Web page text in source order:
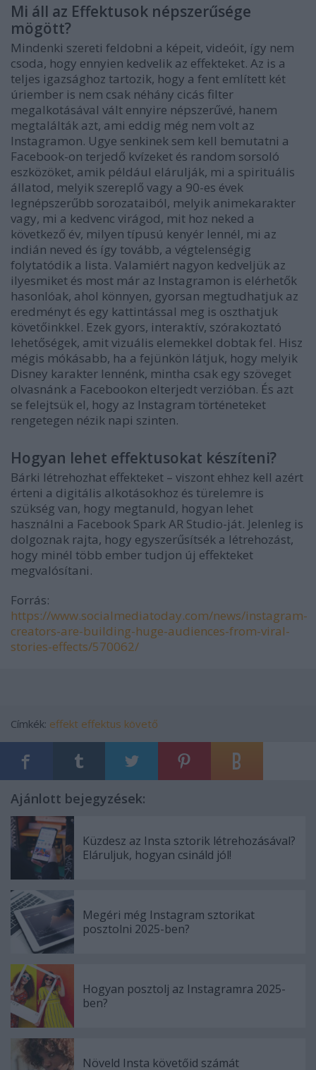
Mi áll az Effektusok népszerűsége
mögött?
Mindenki szereti feldobni a képeit, videóit, így nem
csoda, hogy ennyien kedvelik az effekteket. Az is a
teljes igazsághoz tartozik, hogy a fent említett két
úriember is nem csak néhány cicás filter
megalkotásával vált ennyire népszerűvé, hanem
megtalálták azt, ami eddig még nem volt az
Instagramon. Ugye senkinek sem kell bemutatni a
Facebook-on terjedő kvízeket és random sorsoló
eszközöket, amik például elárulják, mi a spirituális
állatod, melyik szereplő vagy a 90-es évek
legnépszerűbb sorozataiból, melyik animekarakter
vagy, mi a kedvenc virágod, mit hoz neked a
következő év, milyen típusú kenyér lennél, mi az
indián neved és így tovább, a végtelenségig
folytatódik a lista. Valamiért nagyon kedveljük az
ilyesmiket és most már az Instagramon is elérhetők
hasonlóak, ahol könnyen, gyorsan megtudhatjuk az
eredményt és egy kattintással meg is oszthatjuk
követőinkkel. Ezek gyors, interaktív, szórakoztató
lehetőségek, amit vizuális elemekkel dobtak fel. Hisz
mégis mókásabb, ha a fejünkön látjuk, hogy melyik
Disney karakter lennénk, mintha csak egy szöveget
olvasnánk a Facebookon elterjedt verzióban. És azt
se felejtsük el, hogy az Instagram történeteket
rengetegen nézik napi szinten.
Hogyan lehet effektusokat készíteni?
Bárki létrehozhat effekteket – viszont ehhez kell azért
érteni a digitális alkotásokhoz és türelemre is
szükség van, hogy megtanuld, hogyan lehet
használni a Facebook Spark AR Studio-ját. Jelenleg is
dolgoznak rajta, hogy egyszerűsítsék a létrehozást,
hogy minél több ember tudjon új effekteket
megvalósítani.
Forrás:
https://www.socialmediatoday.com/news/instagram-
creators-are-building-huge-audiences-from-viral-
stories-effects/570062/
Címkék: effekt effektus követő
Ajánlott bejegyzések:
Küzdesz az Insta sztorik létrehozásával?
Eláruljuk, hogyan csináld jól!
Megéri még Instagram sztorikat
posztolni 2025-ben?
Hogyan posztolj az Instagramra 2025-
ben?
Növeld Insta követőid számát